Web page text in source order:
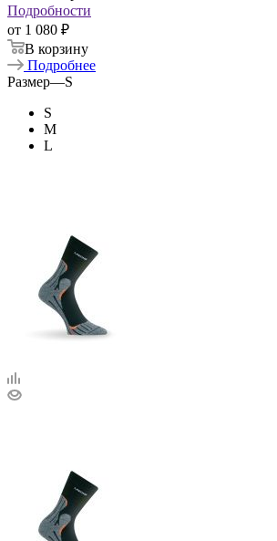
Подробности
от 1 080 ₽
В корзину
Подробнее
Размер—S
S
M
L